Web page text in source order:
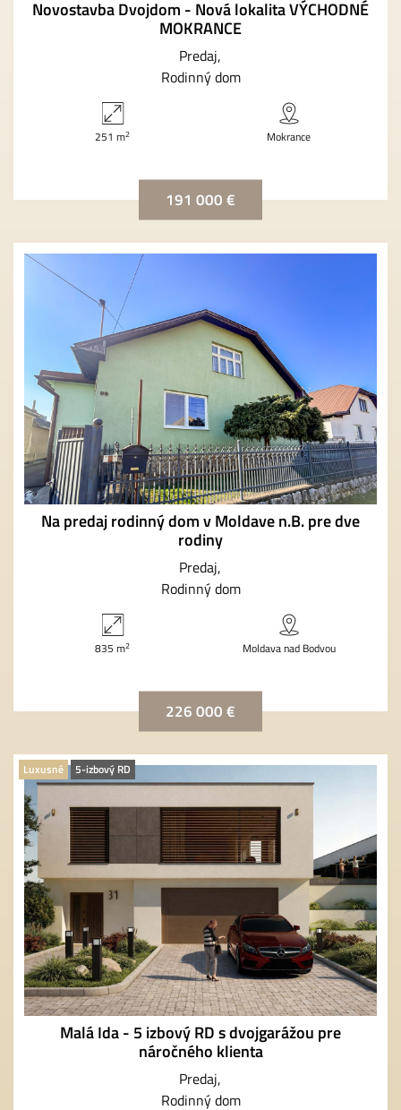
Novostavba Dvojdom - Nová lokalita VÝCHODNÉ
MOKRANCE
Predaj
Rodinný dom
251 m2 Mokrance
191 000 €
Na predaj rodinný dom v Moldave n.B. pre dve
rodiny
Predaj
Rodinný dom
835 m2 Moldava nad Bodvou
226 000 €
Luxusné 5-izbový RD
Malá Ida - 5 izbový RD s dvojgarážou pre
náročného klienta
Predaj
Rodinný dom